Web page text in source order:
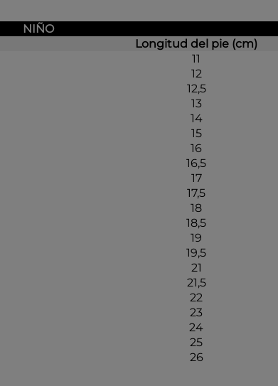
NIÑO
Longitud del pie (cm)
11
12
12,5
13
14
15
16
16,5
17
17,5
18
18,5
19
19,5
21
21,5
22
23
24
25
26